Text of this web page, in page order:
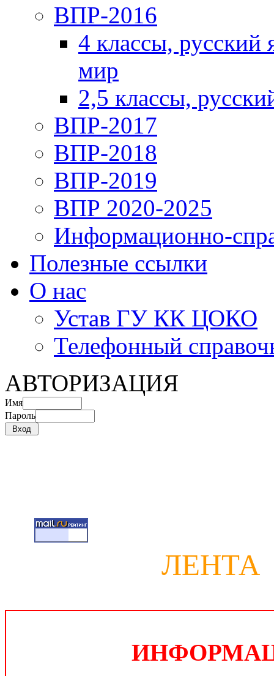
ВПР-2016
4 классы,
мир
2,5 классы,
ВПР-2017
ВПР-2018
ВПР-2019
ВПР 2020-2025
Информационно-
Полезные ссылки
О нас
Устав ГУ КК ЦОКО
Телефонный
АВТОРИЗАЦИЯ
Имя
Пароль
ЛЕНТА